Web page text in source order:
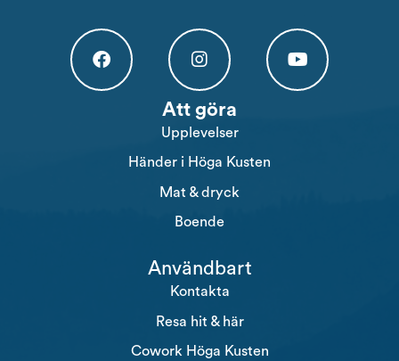
Högakusten Facebook (opens in a new tab)
Högakusten Instagram (opens in a
Att göra
Upplevelser
Händer i Höga Kusten
Mat & dryck
Boende
Användbart
Kontakta
Resa hit & här
Cowork Höga Kusten